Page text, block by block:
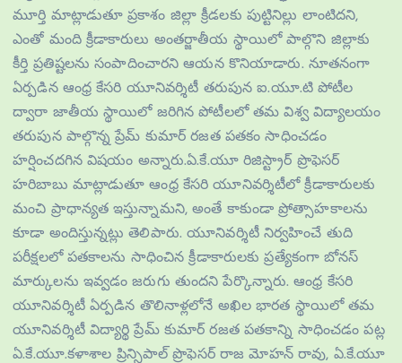
మూర్తి మాట్లాడుతూ ప్రకాశం జిల్లా క్రీడలకు పుట్టినిల్లు లాంటిదని,
ఎంతో మంది క్రీడాకారులు అంతర్జాతీయ స్థాయిలో పాల్గొని జిల్లాకు
కీర్తి ప్రతిష్టలను సంపాదించారని ఆయన కొనియాడారు. నూతనంగా
ఏర్పడిన ఆంధ్ర కేసరి యూనివర్శిటీ తరుపున ఐ.యూ.టి పోటీల
ద్వారా జాతీయ స్థాయిలో జరిగిన పోటీలలో తమ విశ్వ విద్యాలయం
తరుపున పాల్గొన్న ప్రేమ్ కుమార్ రజత పతకం సాధించడం
హర్షించదగిన విషయం అన్నారు.ఏ.కే.యూ రిజిస్ట్రార్ ప్రొఫెసర్
హరిబాబు మాట్లాడుతూ ఆంధ్ర కేసరి యూనివర్శిటీలో క్రీడాకారులకు
మంచి ప్రాధాన్యత ఇస్తున్నామని, అంతే కాకుండా ప్రోత్సాహకాలను
కూడా అందిస్తున్నట్లు తెలిపారు. యూనివర్శిటీ నిర్వహించే తుది
పరీక్షలలో పతకాలను సాధించిన క్రీడాకారులకు ప్రత్యేకంగా బోనస్
మార్కులను ఇవ్వడం జరుగు తుందని పేర్కొన్నారు. ఆంధ్ర కేసరి
యూనివర్శిటీ ఏర్పడిన తొలినాళ్లలోనే అఖిల భారత స్థాయిలో తమ
యూనివర్శిటీ విద్యార్థి ప్రేమ్ కుమార్ రజత పతకాన్ని సాధించడం పట్ల
ఏ.కే.యూ.కళాశాల ప్రిన్సిపాల్ ప్రొఫెసర్ రాజ మోహన్ రావు, ఏ.కే.యూ